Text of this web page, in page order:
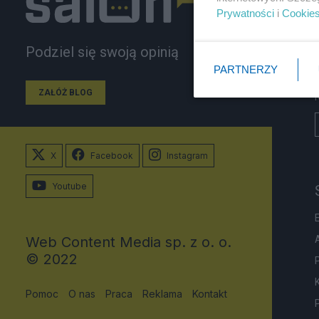
Podziel się swoją opinią
ZAŁÓŻ BLOG
X Facebook Instagram
Youtube
Web Content Media sp. z o. o.
© 2022
Pomoc O nas Praca Reklama Kontakt
Prywatności i Cookies
PARTNERZY